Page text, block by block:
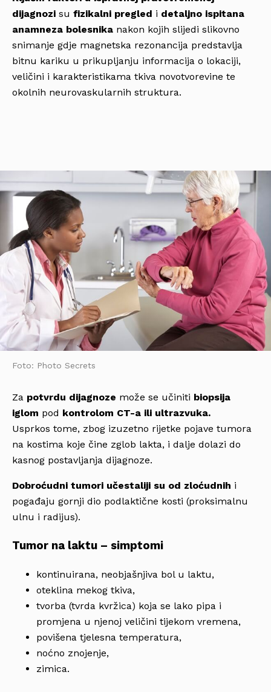
dijagnozi su fizikalni pregled i detaljno ispitana
anamneza bolesnika nakon kojih slijedi slikovno
snimanje gdje magnetska rezonancija predstavlja
bitnu kariku u prikupljanju informacija o lokaciji,
veličini i karakteristikama tkiva novotvorevine te
okolnih neurovaskularnih struktura.
Foto: Photo Secrets
Za potvrdu dijagnoze može se učiniti biopsija
iglom pod kontrolom CT-a ili ultrazvuka.
Usprkos tome, zbog izuzetno rijetke pojave tumora
na kostima koje čine zglob lakta, i dalje dolazi do
kasnog postavljanja dijagnoze.
Dobroćudni tumori učestaliji su od zloćudnih i
pogađaju gornji dio podlaktične kosti (proksimalnu
ulnu i radijus).
Tumor na laktu – simptomi
kontinuirana, neobjašnjiva bol u laktu,
oteklina mekog tkiva,
tvorba (tvrda kvržica) koja se lako pipa i
promjena u njenoj veličini tijekom vremena,
povišena tjelesna temperatura,
noćno znojenje,
zimica.